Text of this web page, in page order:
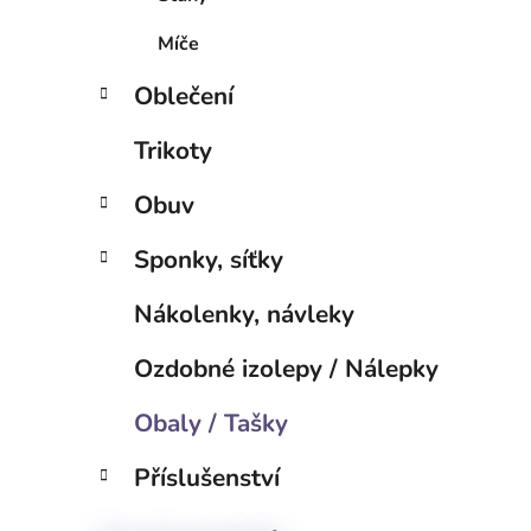
e
Míče
Oblečení
Trikoty
Obuv
Sponky, síťky
Nákolenky, návleky
Ozdobné izolepy / Nálepky
Obaly / Tašky
Příslušenství